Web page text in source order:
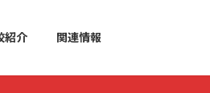
紹介 関連情報